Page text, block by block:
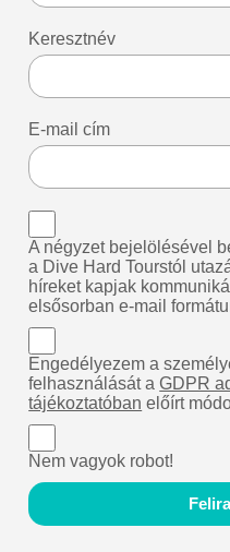
Keresztnév
E-mail cím
A négyzet bejelölésével
a Dive Hard Tourstól
híreket kapjak
elsősorban e-mail
Engedélyezem a
felhasználását aGDPR
tájékoztatóban előírt
Nem vagyok robot!